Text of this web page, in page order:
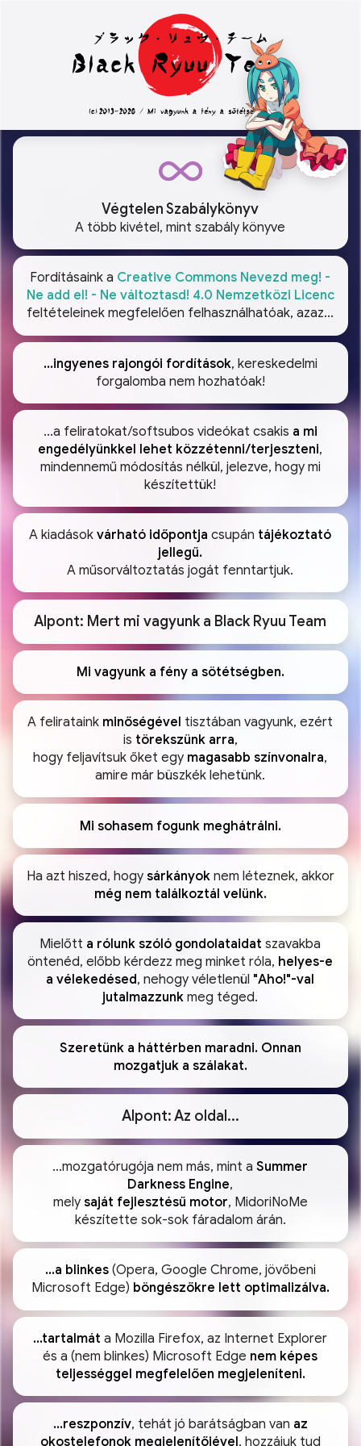
Végtelen Szabálykönyv
A több kivétel, mint szabály könyve
Fordításaink a Creative Commons Nevezd meg! -
Ne add el! - Ne változtasd! 4.0 Nemzetközi Licenc
feltételeinek megfelelően felhasználhatóak, azaz...
...ingyenes rajongói fordítások, kereskedelmi
forgalomba nem hozhatóak!
...a feliratokat/softsubos videókat csakis a mi
engedélyünkkel lehet közzétenni/terjeszteni,
mindennemű módosítás nélkül, jelezve, hogy mi
készítettük!
A kiadásokvárható időpontja csupán tájékoztató
jellegű.
A műsorváltoztatás jogát fenntartjuk.
Alpont: Mert mi vagyunk a Black Ryuu Team
Mi vagyunk a fény a sötétségben.
A felirataink minőségével tisztában vagyunk, ezért
is törekszünk arra,
hogy feljavítsuk őket egy magasabb színvonalra,
amire már büszkék lehetünk.
Mi sohasem fogunk meghátrálni.
Ha azt hiszed, hogysárkányoknem léteznek, akkor
még nem találkoztál velünk.
Mielőtt a rólunk szóló gondolataidat szavakba
öntenéd, előbb kérdezz meg minket róla, helyes-e
a vélekedésed, nehogy véletlenül "Aho!"-val
jutalmazzunkmeg téged.
Szeretünk a háttérben maradni. Onnan
mozgatjuk a szálakat.
Alpont: Az oldal...
...mozgatórugója nem más, mint aSummer
Darkness Engine,
melysaját fejlesztésű motor, MidoriNoMe
készítette sok-sok fáradalom árán.
...a blinkes(Opera, Google Chrome, jövőbeni
Microsoft Edge) böngészőkre lett optimalizálva.
...tartalmát a Mozilla Firefox, az Internet Explorer
és a (nem blinkes) Microsoft Edge nem képes
teljességgel megfelelően megjeleníteni.
...reszponzív, tehát jó barátságban van az
okostelefonok megjelenítőjével, hozzájuk tud